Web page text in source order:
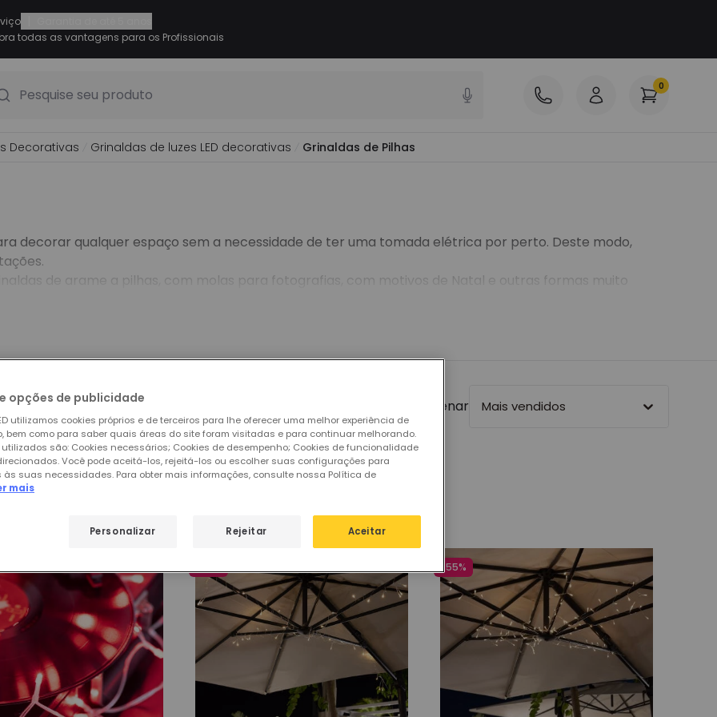
todas as vantagens para os Profissionais
Pesquise seu produto 0
Decorativas Grinaldas de luzes LED decorativas Grinaldas de Pilhas
decorar qualquer espaço sem a necessidade de ter uma tomada elétrica por perto. Deste modo,
de arame a pilhas, com molas para fotografias, com motivos de Natal e outras formas muito
Ordenar Mais vendidos
Grinaldas de Pilhas
-55%
opções de publicidade
utilizamos cookies próprios e de terceiros para lhe oferecer uma melhor experiência de
bem como para saber quais áreas do site foram visitadas e para continuar melhorando.
utilizados são: Cookies necessários; Cookies de desempenho; Cookies de funcionalidade
Você pode aceitá-los, rejeitá-los ou escolher suas configurações para
suas necessidades. Para obter mais informações, consulte nossa Política de
mais
Rejeitar Aceitar
Personalizar